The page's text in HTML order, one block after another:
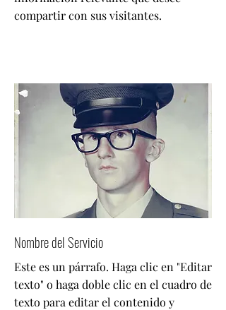
compartir con sus visitantes.
Nombre del Servicio
Este es un párrafo. Haga clic en "Editar
texto" o haga doble clic en el cuadro de
texto para editar el contenido y